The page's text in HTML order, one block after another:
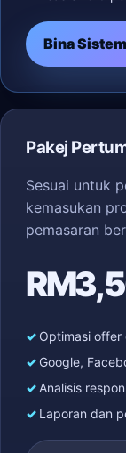
Bina
Pakej
Sesuai untuk
kemasukan
pemasaran
Optimasi offer
Google,
Analisis
Laporan dan